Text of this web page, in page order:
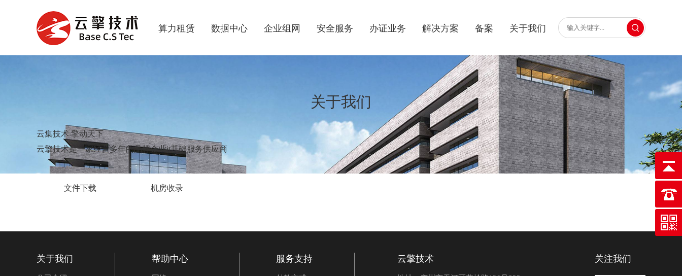
算力租赁 数据中心 企业组网 安全服务 办证业务 解决方案 备案 关于我们
关于我们
云集技术 擎动天下
云擎技术是一家经营多年的品牌企业it基础服务供应商
文件下载 机房收录
关于我们 帮助中心 服务支持 云擎技术 关注我们